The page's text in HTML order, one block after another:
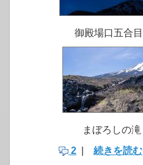
御殿場口五合目
まぼろしの滝
2
続きを読む